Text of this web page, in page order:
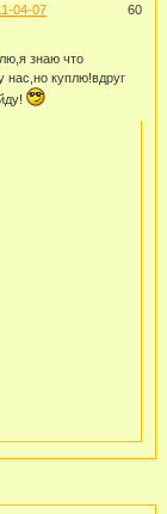
60
04-07
знаю что
нас,но куплю!вдруг